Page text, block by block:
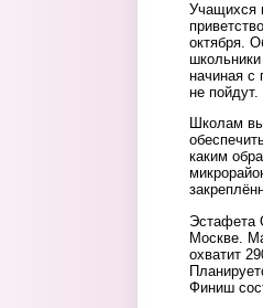
Учащихся
октября.
начиная с
не пойдут.
Школам
каким
Эстафета
Москве.
охватит
Финиш